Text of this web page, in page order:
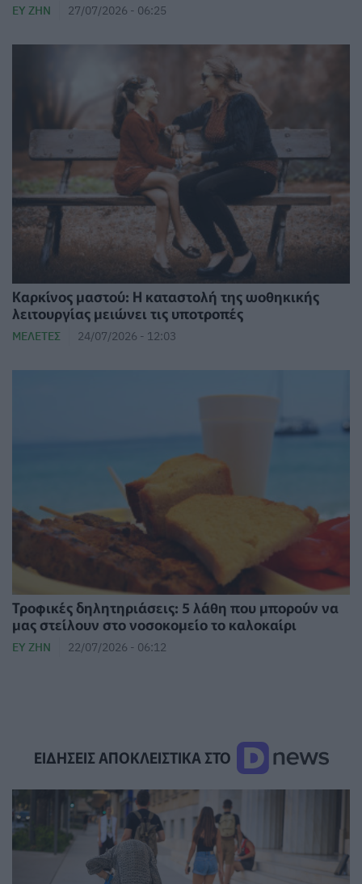
ΕΥ ΖΗΝ 27/07/2026 - 06:25
Καρκίνος μαστού: Η καταστολή της ωοθηκικής
λειτουργίας μειώνει τις υποτροπές
ΜΕΛΈΤΕΣ 24/07/2026 - 12:03
Τροφικές δηλητηριάσεις: 5 λάθη που μπορούν να
μας στείλουν στο νοσοκομείο το καλοκαίρι
ΕΥ ΖΗΝ 22/07/2026 - 06:12
ΕΙΔΗΣΕΙΣ ΑΠΟΚΛΕΙΣΤΙΚΑ ΣΤΟ